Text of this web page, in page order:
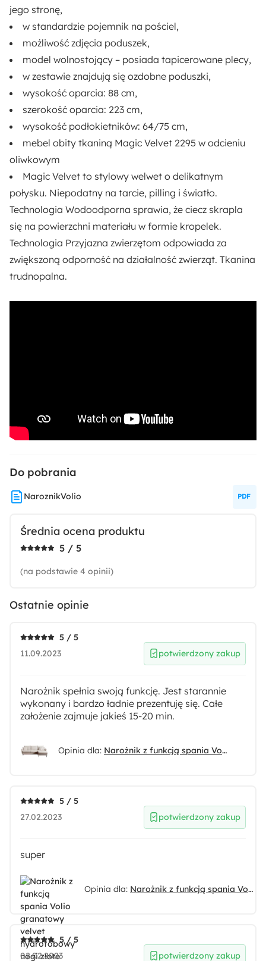
Regulowane zagłówki:
Nie
Styl:
Nowoczesny
Pojemnik na pościel:
Długość otomany:
102 cm
Wysokość oparcia:
88 cm
Długość powierzchni spania:
198 cm
Strona mebla:
Tapicerowany Tył:
Tak
Do samodzielnego montażu
Rodzaj:
Uniwersalny
Uniwersalny
145 cm
140x198 cm
Tapicerowany tył
Materiał:
Drewno Metal
Płyta meblowa
jego stronę,
w standardzie pojemnik na pościel,
możliwość zdjęcia poduszek,
model wolnostojący – posiada tapicerowane plecy,
w zestawie znajdują się ozdobne poduszki,
wysokość oparcia: 88 cm,
szerokość oparcia: 223 cm,
wysokość podłokietników: 64/75 cm,
mebel obity tkaniną Magic Velvet 2295 w odcieniu
oliwkowym
Magic Velvet to stylowy welwet o delikatnym
połysku. Niepodatny na tarcie, pilling i światło.
Technologia Wodoodporna sprawia, że ciecz skrapla
się na powierzchni materiału w formie kropelek.
Technologia Przyjazna zwierzętom odpowiada za
zwiększoną odporność na działalność zwierząt. Tkanina
trudnopalna.
Do pobrania
NaroznikVolio
Średnia ocena produktu
5 / 5
(na podstawie 4 opinii)
Ostatnie opinie
5 / 5
11.09.2023
potwierdzony zakup
Narożnik spełnia swoją funkcję. Jest starannie
wykonany i bardzo ładnie prezentuję się. Całe
założenie zajmuje jakieś 15-20 min.
Opinia dla: Narożnik z funkcją spania Volio beżowy velvet hydrofobowy nogi czarne
5 / 5
27.02.2023
potwierdzony zakup
super
Opinia dla: Narożnik z funkcją spania Volio granatowy velvet hydrofobowy nogi złote
5 / 5
02.02.2023
potwierdzony zakup